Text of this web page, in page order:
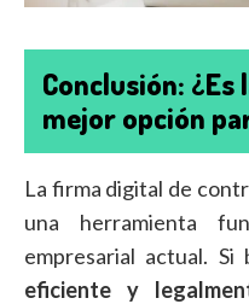
Conclusión:
mejor opción
La firma digital de
una herramienta
empresarial actual. Si
eficiente y